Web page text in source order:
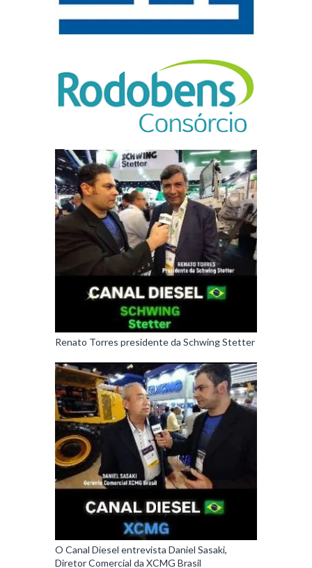
Renato Torres presidente da Schwing Stetter
O Canal Diesel entrevista Daniel Sasaki,
Diretor Comercial da XCMG Brasil